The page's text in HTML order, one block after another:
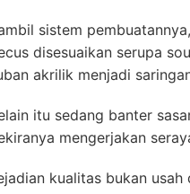
sistem
disesuaikan serupa
akrilik menjadi
itu sedang banter
mengerjakan
kualitas bukan